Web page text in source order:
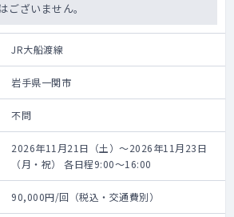
ございません。
JR大船渡線
岩手県一関市
不問
2026年11月21日（土）～2026年11月23日
（月・祝） 各日程9:00～16:00
90,000円/回（税込・交通費別）